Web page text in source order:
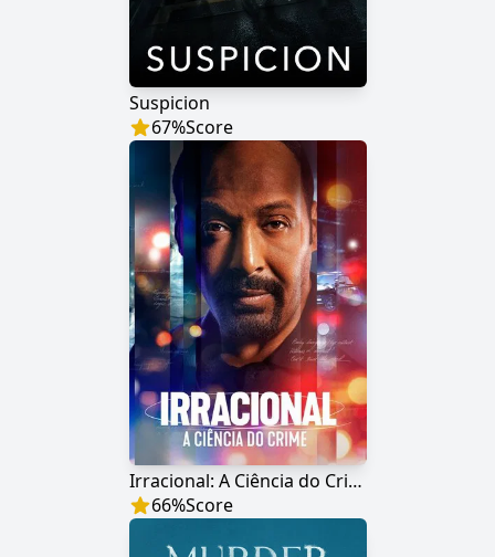
Suspicion
67%Score
Irracional: A Ciência do Crime
66%Score